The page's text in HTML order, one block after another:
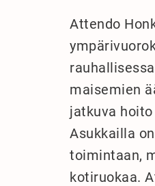
Attendo
maisemien
jatkuva
Asukkailla
toimintaan,
kotiruokaa.